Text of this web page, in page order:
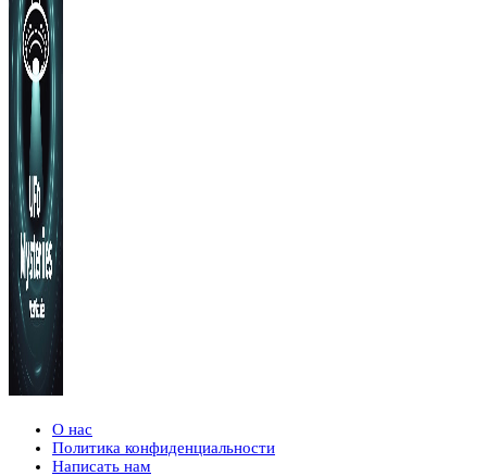
О нас
Политика конфиденциальности
Написать нам